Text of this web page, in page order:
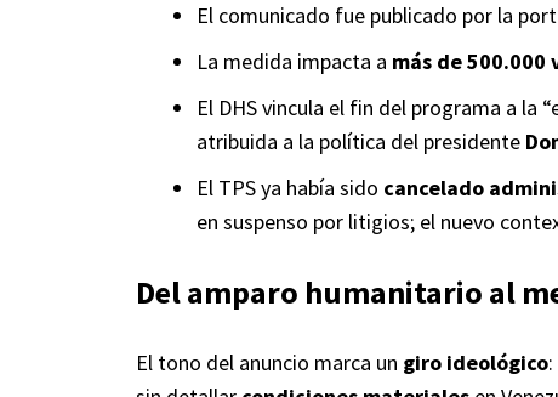
El comunicado fue publicado por la
La medida impacta a más de 500.000
El DHS vincula el fin del programa a la
atribuida a la política del presidente
El TPS ya había sido cancelado
en suspenso por litigios; el nuevo
Del amparo humanitario al
El tono del anuncio marca un giro ideológico